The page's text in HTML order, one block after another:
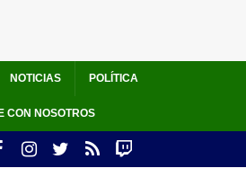
NOTICIAS POLÍTICA
CON NOSOTROS